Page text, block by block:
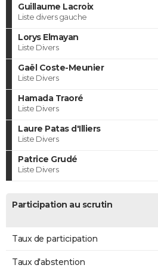
Guillaume Lacroix
Liste divers gauche
Lorys Elmayan
Liste Divers
Gaël Coste-Meunier
Liste Divers
Hamada Traoré
Liste Divers
Laure Patas d'Illiers
Liste Divers
Patrice Grudé
Liste Divers
Participation au scrutin
Taux de participation
Taux d'abstention